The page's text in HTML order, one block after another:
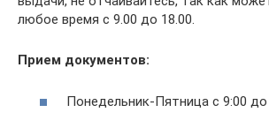
любое время с 9.00 до 18.00.
Прием документов:
Понедельник-Пятница с 9:00 до